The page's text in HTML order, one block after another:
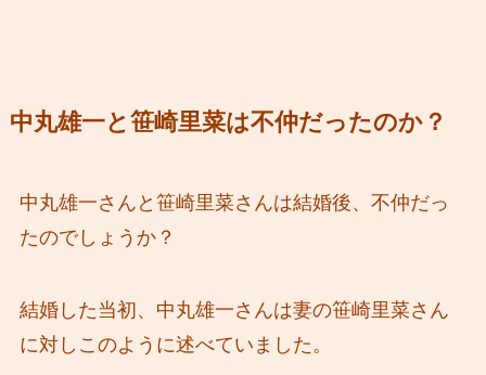
中丸雄一と笹崎里菜は不仲だったのか？
中丸雄一さんと笹崎里菜さんは結婚後、不仲だっ
たのでしょうか？
結婚した当初、中丸雄一さんは妻の笹崎里菜さん
に対しこのように述べていました。